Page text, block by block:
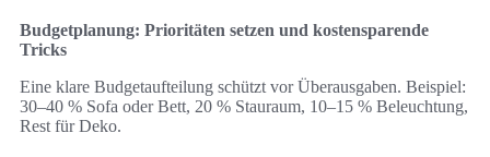
Budgetplanung: Prioritäten setzen und kostensparende
Tricks
Eine klare Budgetaufteilung schützt vor Überausgaben. Beispiel:
30–40 % Sofa oder Bett, 20 % Stauraum, 10–15 % Beleuchtung,
Rest für Deko.